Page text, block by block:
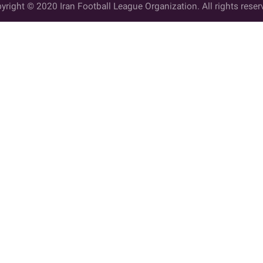
© 2020 Iran Football League Organization. All rights